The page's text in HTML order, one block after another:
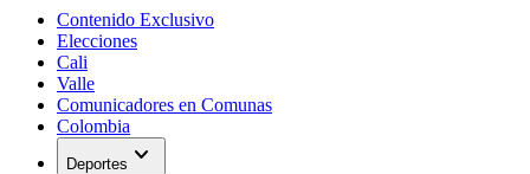
Contenido Exclusivo
Elecciones
Cali
Valle
Comunicadores en Comunas
Colombia
Deportes expand_more